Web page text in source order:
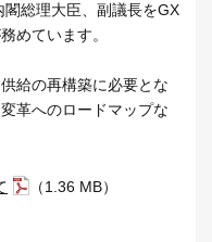
総理大臣、副議長をGX
めています。
給の再構築に必要とな
革へのロードマップな
（1.36 MB）